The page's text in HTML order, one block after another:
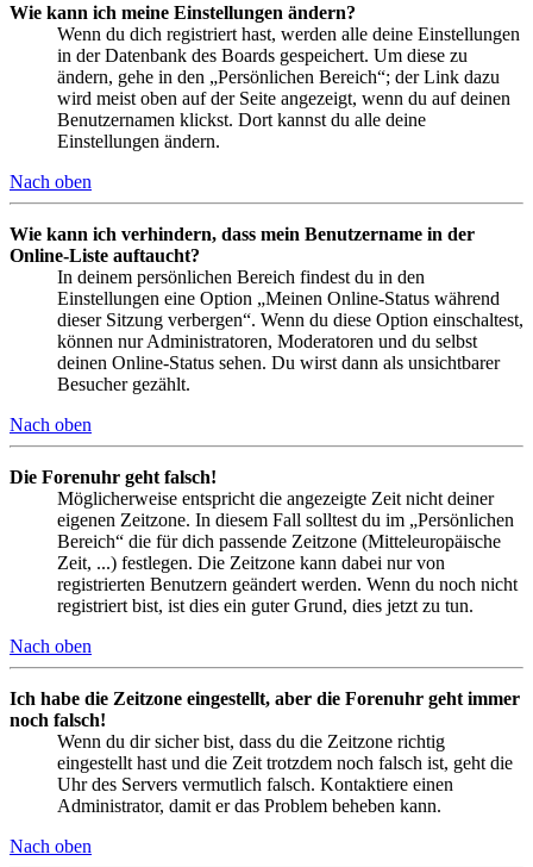
Wie kann ich meine Einstellungen ändern?
Wenn du dich registriert hast, werden alle deine Einstellungen
in der Datenbank des Boards gespeichert. Um diese zu
ändern, gehe in den „Persönlichen Bereich“; der Link dazu
wird meist oben auf der Seite angezeigt, wenn du auf deinen
Benutzernamen klickst. Dort kannst du alle deine
Einstellungen ändern.
Nach oben
Wie kann ich verhindern, dass mein Benutzername in der
Online-Liste auftaucht?
In deinem persönlichen Bereich findest du in den
Einstellungen eine Option „Meinen Online-Status während
dieser Sitzung verbergen“. Wenn du diese Option einschaltest,
können nur Administratoren, Moderatoren und du selbst
deinen Online-Status sehen. Du wirst dann als unsichtbarer
Besucher gezählt.
Nach oben
Die Forenuhr geht falsch!
Möglicherweise entspricht die angezeigte Zeit nicht deiner
eigenen Zeitzone. In diesem Fall solltest du im „Persönlichen
Bereich“ die für dich passende Zeitzone (Mitteleuropäische
Zeit, ...) festlegen. Die Zeitzone kann dabei nur von
registrierten Benutzern geändert werden. Wenn du noch nicht
registriert bist, ist dies ein guter Grund, dies jetzt zu tun.
Nach oben
Ich habe die Zeitzone eingestellt, aber die Forenuhr geht immer
noch falsch!
Wenn du dir sicher bist, dass du die Zeitzone richtig
eingestellt hast und die Zeit trotzdem noch falsch ist, geht die
Uhr des Servers vermutlich falsch. Kontaktiere einen
Administrator, damit er das Problem beheben kann.
Nach oben